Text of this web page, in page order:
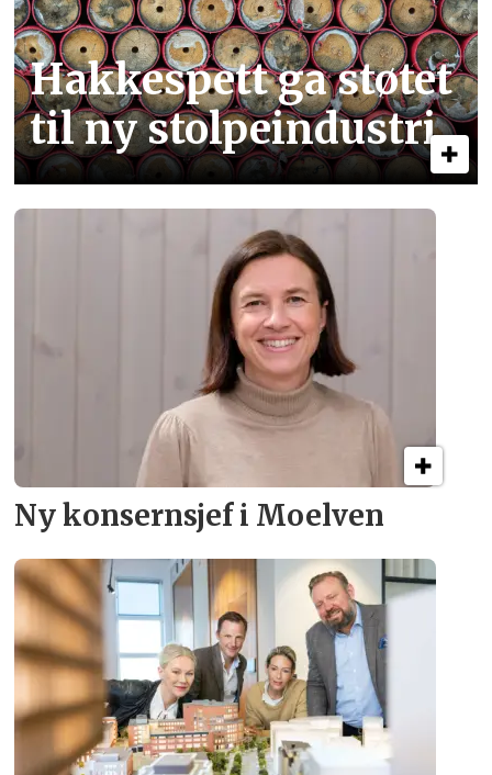
Hakkespett ga støtet
til ny stolpe­industri
Ny konsern­sjef i Moelven